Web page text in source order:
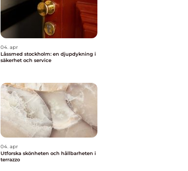
04. apr
Låssmed stockholm: en djupdykning i
säkerhet och service
04. apr
Utforska skönheten och hållbarheten i
terrazzo